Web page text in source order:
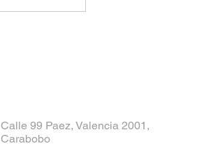
Calle 99 Paez, Valencia 2001,
Carabobo